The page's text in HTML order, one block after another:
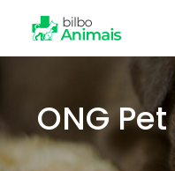
content
ONG